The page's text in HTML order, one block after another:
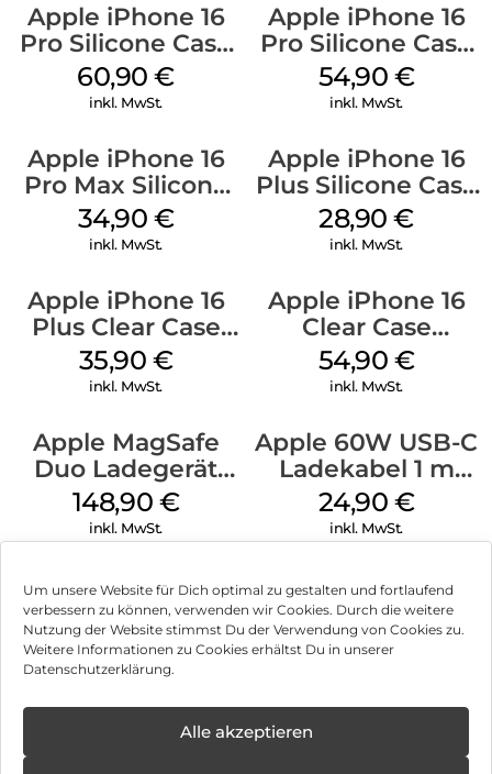
Um unsere Website für Dich optimal zu gestalten und fortlaufend
verbessern zu können, verwenden wir Cookies. Durch die weitere
Nutzung der Website stimmst Du der Verwendung von Cookies zu.
Weitere Informationen zu Cookies erhältst Du in unserer
Datenschutzerklärung.
Alle akzeptieren
Apple iPhone 16
Pro Silicone Case
MagSafe Stone
Gray
60,90€
inkl. MwSt.
Apple iPhone 16
Pro Silicone Case
MagSafe Black
54,90 €
inkl. MwSt.
Apple iPhone 16
Pro Max Silicone
Case MagSafe
Denim
34,90 €
inkl. MwSt.
Apple iPhone 16
Plus Silicone Case
MagSafe Black
28,90€
inkl. MwSt.
Apple iPhone 16
Plus Clear Case
MagSafe
Transparent
35,90 €
inkl. MwSt.
Apple iPhone 16
Clear Case
MagSafe
Transparent
54,90 €
inkl. MwSt.
Apple MagSafe
Duo Ladegerät
Weiß
148,90 €
inkl. MwSt.
Apple 60W USB-C
Ladekabel 1 m
Weiß
24,90 €
inkl. MwSt.
Impressum